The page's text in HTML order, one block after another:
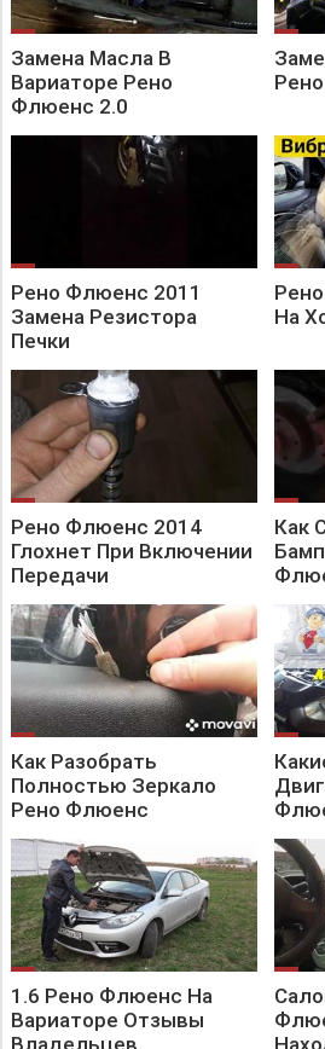
Замена Масла В
Вариаторе Рено
Флюенс 2.0
Рено Флюенс 2011
Замена Резистора
Печки
На
Рено Флюенс 2014
Глохнет При Включении
Передачи
Как
Как Разобрать
Полностью Зеркало
Рено Флюенс
1.6 Рено Флюенс На
Вариаторе Отзывы
Владельцев